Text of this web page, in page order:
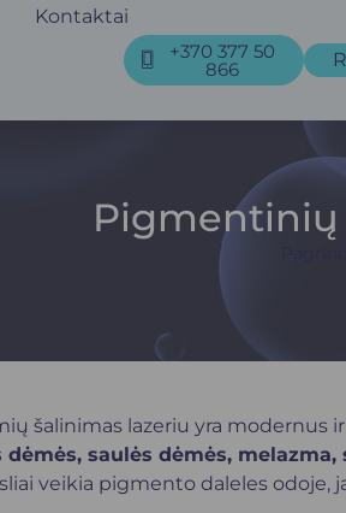
Kontaktai
+370 377 50
866
Pigmentinių
šalinimas lazeriu yra modernus ir
saulės dėmės,
veikia pigmento daleles